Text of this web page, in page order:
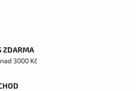
ZDARMA
3000 Kč